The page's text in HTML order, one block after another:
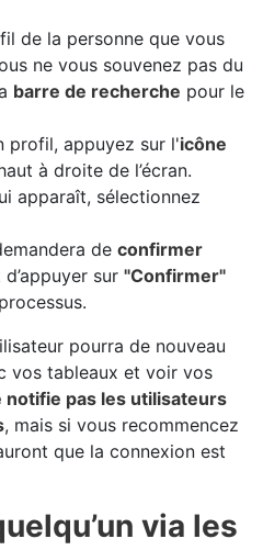
de la personne que vous
ne vous souvenez pas du
barre de recherche pour le
profil, appuyez sur l'icône
à droite de l’écran.
apparaît, sélectionnez
de confirmer
sur "Confirmer"
pourra de nouveau
vos tableaux et voir vos
notifie pas les utilisateurs
, mais si vous recommencez
que la connexion est
via les